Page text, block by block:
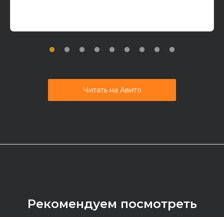
Читать на Авито
Рекомендуем посмотреть